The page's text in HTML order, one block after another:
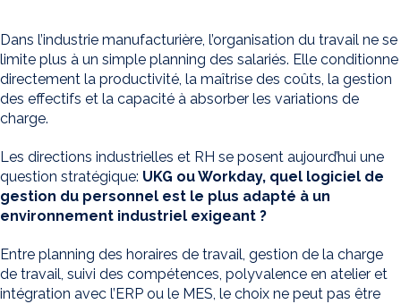
Dans l’industrie manufacturière, l’organisation du travail ne se
limite plus à un simple planning des salariés. Elle conditionne
directement la productivité, la maîtrise des coûts, la gestion
des effectifs et la capacité à absorber les variations de
charge.
Les directions industrielles et RH se posent aujourd’hui une
question stratégique: UKG ou Workday, quel logiciel de
gestion du personnel est le plus adapté à un
environnement industriel exigeant ?
Entre planning des horaires de travail, gestion de la charge
de travail, suivi des compétences, polyvalence en atelier et
intégration avec l’ERP ou le MES, le choix ne peut pas être